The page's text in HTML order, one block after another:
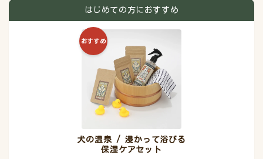
はじめての方におすすめ
おすすめ
犬の温泉 / 浸かって浴びる
保湿ケアセット